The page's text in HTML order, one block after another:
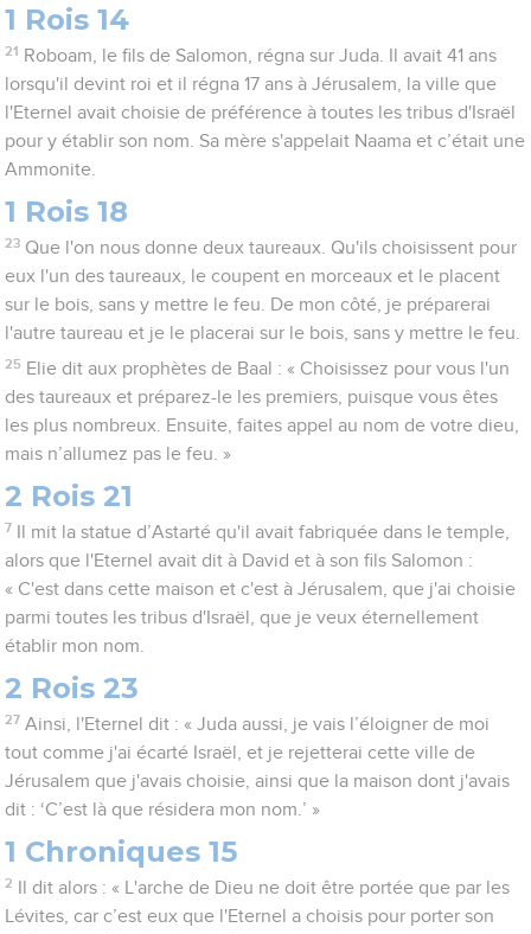
1 Rois 14
21 Roboam, le fils de Salomon, régna sur Juda. Il avait 41 ans
lorsqu'il devint roi et il régna 17 ans à Jérusalem, la ville que
l'Eternel avait choisie de préférence à toutes les tribus d'Israël
pour y établir son nom. Sa mère s'appelait Naama et c’était une
Ammonite.
1 Rois 18
23 Que l'on nous donne deux taureaux. Qu'ils choisissent pour
eux l'un des taureaux, le coupent en morceaux et le placent
sur le bois, sans y mettre le feu. De mon côté, je préparerai
l'autre taureau et je le placerai sur le bois, sans y mettre le feu.
25 Elie dit aux prophètes de Baal : « Choisissez pour vous l'un
des taureaux et préparez-le les premiers, puisque vous êtes
les plus nombreux. Ensuite, faites appel au nom de votre dieu,
mais n’allumez pas le feu. »
2 Rois 21
7
Il mit la statue d’Astarté qu'il avait fabriquée dans le temple,
alors que l'Eternel avait dit à David et à son fils Salomon :
« C'est dans cette maison et c'est à Jérusalem, que j'ai choisie
parmi toutes les tribus d'Israël, que je veux éternellement
établir mon nom.
2 Rois 23
27 Ainsi, l'Eternel dit : « Juda aussi, je vais l’éloigner de moi
tout comme j'ai écarté Israël, et je rejetterai cette ville de
Jérusalem que j'avais choisie, ainsi que la maison dont j'avais
dit : ‘C’est là que résidera mon nom.’ »
1 Chroniques 15
2
Il dit alors : « L'arche de Dieu ne doit être portée que par les
Lévites, car c’est eux que l'Eternel a choisis pour porter son